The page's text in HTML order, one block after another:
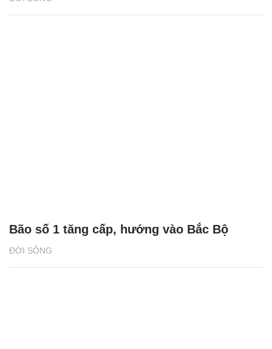
ĐỜI SỐNG
Bão số 1 tăng cấp, hướng vào Bắc Bộ